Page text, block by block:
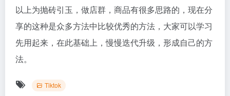
以上为抛砖引玉，做店群，商品有很多思路的，现在分
享的这种是众多方法中比较优秀的方法，大家可以学习
先用起来，在此基础上，慢慢迭代升级，形成自己的方
法。
Tiktok